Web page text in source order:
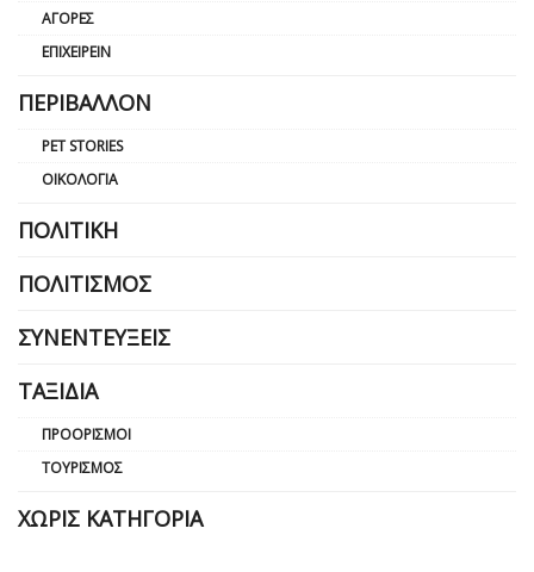
ΑΓΟΡΈΣ
ΕΠΙΧΕΙΡΕΊΝ
ΠΕΡΙΒΆΛΛΟΝ
PET STORIES
ΟΙΚΟΛΟΓΊΑ
ΠΟΛΙΤΙΚΉ
ΠΟΛΙΤΙΣΜΌΣ
ΣΥΝΕΝΤΕΎΞΕΙΣ
ΤΑΞΊΔΙΑ
ΠΡΟΟΡΙΣΜΟΊ
ΤΟΥΡΙΣΜΌΣ
ΧΩΡΊΣ ΚΑΤΗΓΟΡΊΑ